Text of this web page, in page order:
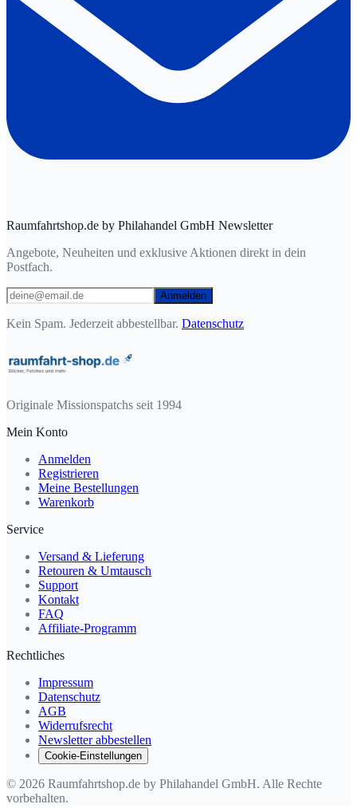
Raumfahrtshop.de by Philahandel GmbH Newsletter
Angebote, Neuheiten und exklusive Aktionen direkt in dein
Postfach.
Anmelden
Kein Spam. Jederzeit abbestellbar. Datenschutz
Originale Missionspatchs seit 1994
Mein Konto
Anmelden
Registrieren
Meine Bestellungen
Warenkorb
Service
Versand & Lieferung
Retouren & Umtausch
Support
Kontakt
FAQ
Affiliate-Programm
Rechtliches
Impressum
Datenschutz
AGB
Widerrufsrecht
Newsletter abbestellen
Cookie-Einstellungen
© 2026 Raumfahrtshop.de by Philahandel GmbH. Alle Rechte
vorbehalten.